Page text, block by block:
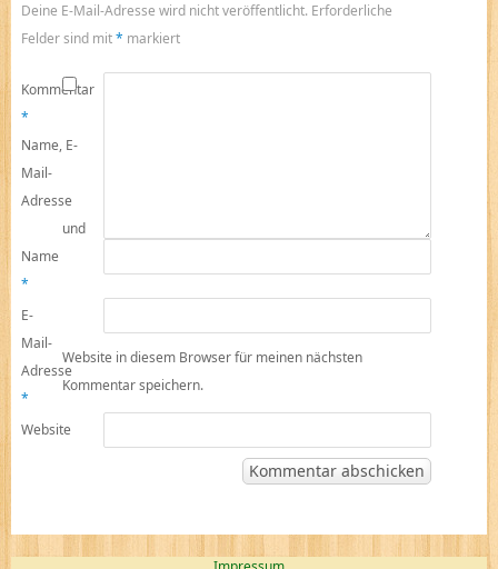
Deine E-Mail-Adresse wird nicht veröffentlicht. Erforderliche
Felder sind mit* markiert
Kommentar
*
Name
*
E-
Mail-
Adresse
*
Website
Name, E-
Mail-
Adresse
und
Website in diesem Browser für meinen nächsten
Kommentar speichern.